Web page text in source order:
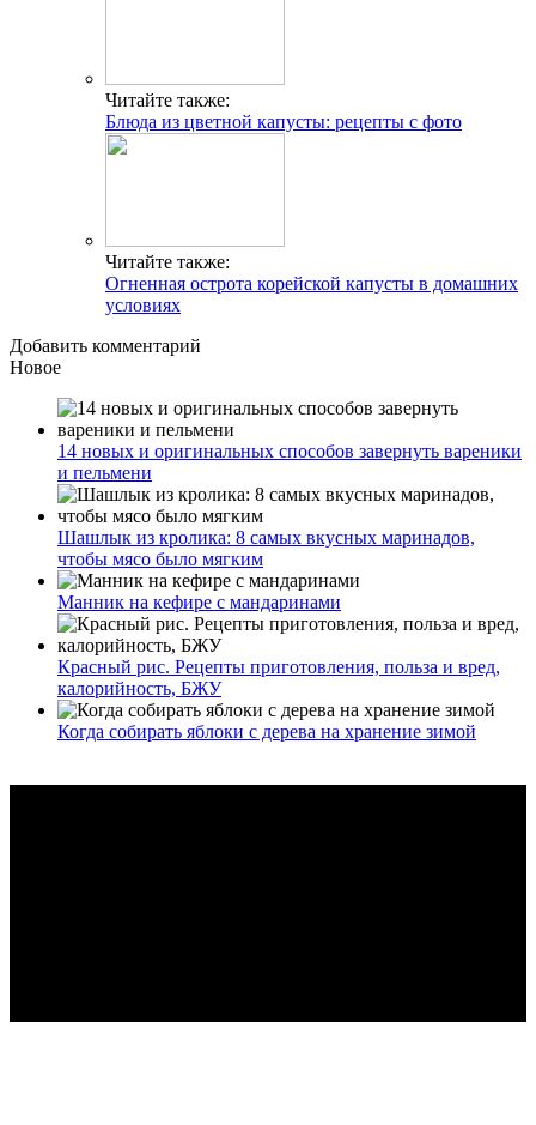
Читайте также:
Блюда из цветной капусты: рецепты с фото
Читайте также:
Огненная острота корейской капусты в домашних
условиях
Добавить комментарий
Новое
14 новых и оригинальных способов завернуть вареники
и пельмени
Шашлык из кролика: 8 самых вкусных маринадов,
чтобы мясо было мягким
Манник на кефире с мандаринами
Красный рис. Рецепты приготовления, польза и вред,
калорийность, БЖУ
Когда собирать яблоки с дерева на хранение зимой